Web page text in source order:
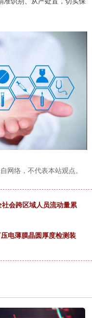
网络，不代表本站观点。
会跨区域人员流动量累
电薄膜晶圆厚度检测装